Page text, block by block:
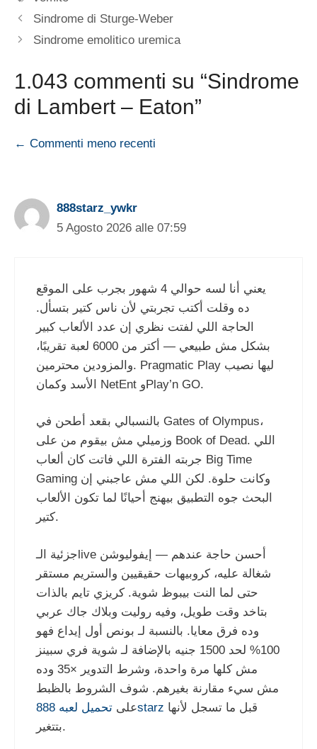
Sindrome di Sturge-Weber
Sindrome emolitico uremica
1.043 commenti su “Sindrome
di Lambert – Eaton”
Navigazione
← Commenti meno recenti
888starz_ywkr
5 Agosto 2026 alle 07:59
يعني أنا لسه حوالي 4 شهور بجرب على الموقع
ده وقلت أكتب تجربتي لأن ناس كتير بتسأل.
الحاجة اللي لفتت نظري إن عدد الألعاب كبير
بشكل مش طبيعي — أكتر من 6000 لعبة تقريبًا،
والمزودين محترمين. Pragmatic Play ليها نصيب
الأسد وكمان NetEnt وPlay’n GO.
بالنسبالي بقعد أطحن في Gates of Olympus،
وزميلي مش بيقوم من على Book of Dead. اللي
جربته الفترة اللي فاتت كان ألعاب Big Time
Gaming وكانت حلوة. لكن اللي مش عاجبني إن
البحث جوه التطبيق بيهنج أحيانًا لما تكون الألعاب
كتير.
جزئية الـlive أحسن حاجة عندهم — إيفوليوشن
شغالة عليه، كروبيهات حقيقيين والستريم مستقر
حتى لما النت بيبوظ شوية. كريزي تايم بالذات
بتاخد وقت طويل، وفيه روليت وبلاك جاك عربي
وده فرق معايا. بالنسبة لـ بونص أول إيداع فهو
100% لحد 1500 جنيه بالإضافة لـ شوية فري سبينز
مش كلها مرة واحدة، وشرط التدوير ×35 وده
مش سيء مقارنة بغيرهم. شوف الشروط بالظبط
علىتحميل لعبه 888starz
بتتغير.